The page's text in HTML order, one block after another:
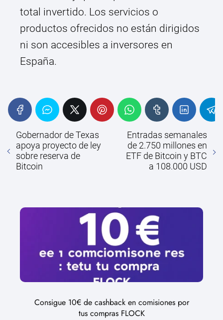
total invertido. Los servicios o
productos ofrecidos no están dirigidos
ni son accesibles a inversores en
España.
Gobernador de Texas
apoya proyecto de ley
sobre reserva de
Bitcoin
Entradas semanales
de 2.750 millones en
ETF de Bitcoin y BTC
a 108.000 USD
Consigue 10€ de cashback en comisiones por
tus compras FLOCK